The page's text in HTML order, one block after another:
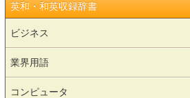
英和・和英収録辞書
ビジネス
業界用語
コンピュータ